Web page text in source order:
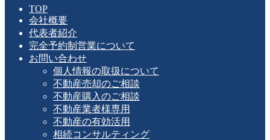
TOP
会社概要
代表者紹介
完全予約制営業について
お問い合わせ
個人情報の取扱について
不動産売却のご相談
不動産購入のご相談
不動産業者様専用
不動産の有効活用
相続コンサルティング